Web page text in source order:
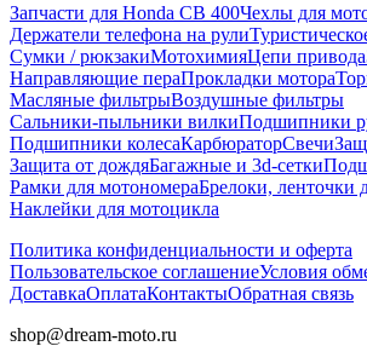
Запчасти для Honda CB 400Чехлы для
Держатели телефона на рули
Сумки / рюкзакиМотохимияЦепи привода
Направляющие пераПрокладки мотора
Масляные фильтрыВоздушные фильтры
Сальники-пыльники вилкиПодшипники
Подшипники колесаКарбюраторСвечи
Защита от дождяБагажные и 3d-сетки
Рамки для мотономераБрелоки, ленточки
Наклейки для мотоцикла
Политика конфиденциальности и оферта
Пользовательское соглашениеУсловия
ДоставкаОплатаКонтактыОбратная связь
shop@dream-moto.ru